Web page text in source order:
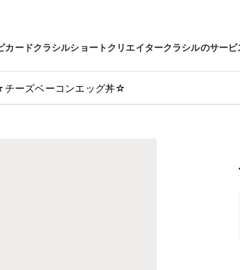
カードクラシルショートクリエイタークラシルのサービ
ーズベーコンエッグ丼☆